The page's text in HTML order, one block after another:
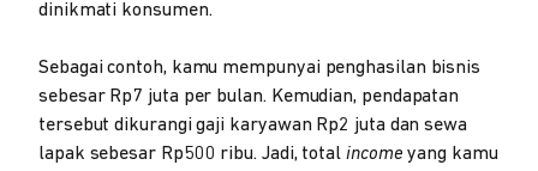
dinikmati konsumen.
Sebagai contoh, kamu mempunyai penghasilan bisnis
sebesar Rp7 juta per bulan. Kemudian, pendapatan
tersebut dikurangi gaji karyawan Rp2 juta dan sewa
lapak sebesar Rp500 ribu. Jadi, total income yang kamu